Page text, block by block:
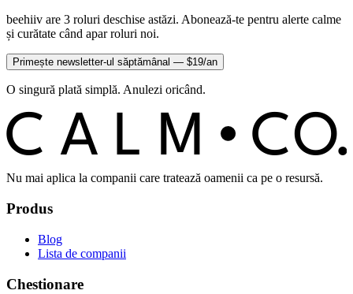
beehiiv are 3 roluri deschise astăzi. Abonează-te pentru alerte calme
și curătate când apar roluri noi.
Primește newsletter-ul săptămânal — $19/an
O singură plată simplă. Anulezi oricând.
C ALM C O.
Nu mai aplica la companii care tratează oamenii ca pe o resursă.
Produs
Blog
Lista de companii
Chestionare